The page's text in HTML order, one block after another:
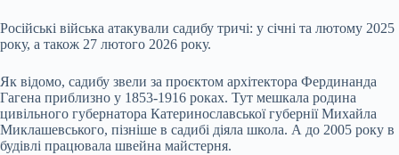
Російські війська атакували садибу тричі: у січні та лютому 2025
року, а також 27 лютого 2026 року.
Як відомо, садибу звели за проєктом архітектора Фердинанда
Гагена приблизно у 1853-1916 роках. Тут мешкала родина
цивільного губернатора Катеринославської губернії Михайла
Миклашевського, пізніше в садибі діяла школа. А до 2005 року в
будівлі працювала швейна майстерня.